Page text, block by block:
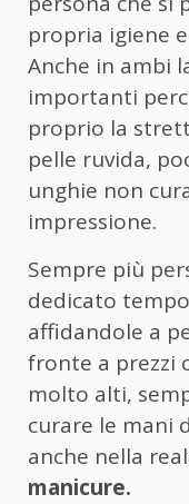
propria igiene
Anche in ambi
importanti
proprio la
pelle ruvida,
unghie non
impressione.
Sempre più
dedicato
affidandole a
fronte a prezzi
molto alti,
curare le mani
anche nella
manicure.